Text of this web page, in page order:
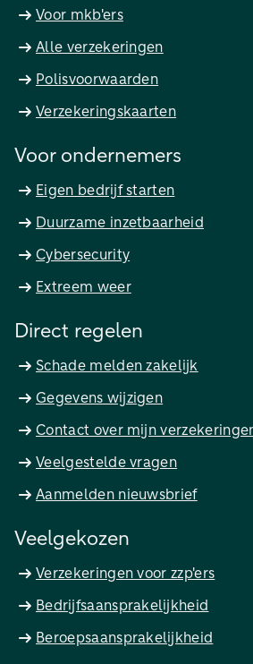
Voor mkb'ers
Alle verzekeringen
Polisvoorwaarden
Verzekeringskaarten
Voor ondernemers
Eigen bedrijf starten
Duurzame inzetbaarheid
Cybersecurity
Extreem weer
Direct regelen
Schade melden zakelijk
Gegevens wijzigen
Contact over mijn
Veelgestelde vragen
Aanmelden nieuwsbrief
Veelgekozen
Verzekeringen voor zzp'ers
Bedrijfsaansprakelijkheid
Beroepsaansprakelijkheid